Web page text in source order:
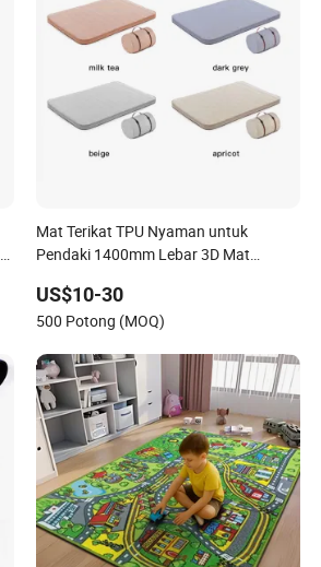
Mat Terikat TPU Nyaman untuk
Pendaki 1400mm Lebar 3D Mat
US$10-30
500 Potong (MOQ)